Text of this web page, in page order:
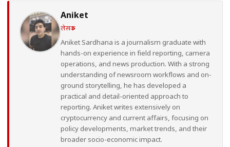
Aniket
लेखक
Aniket Sardhana is a journalism graduate with
hands-on experience in field reporting, camera
operations, and news production. With a strong
understanding of newsroom workflows and on-
ground storytelling, he has developed a
practical and detail-oriented approach to
reporting. Aniket writes extensively on
cryptocurrency and current affairs, focusing on
policy developments, market trends, and their
broader socio-economic impact.